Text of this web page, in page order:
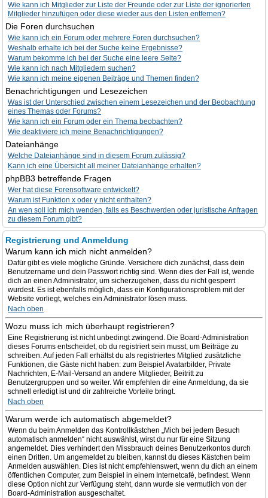
Wie kann ich Mitglieder zur Liste der Freunde oder zur Liste der ignorierten
Mitglieder hinzufügen oder diese wieder aus den Listen entfernen?
Die Foren durchsuchen
Wie kann ich ein Forum oder mehrere Foren durchsuchen?
Weshalb erhalte ich bei der Suche keine Ergebnisse?
Warum bekomme ich bei der Suche eine leere Seite?
Wie kann ich nach Mitgliedern suchen?
Wie kann ich meine eigenen Beiträge und Themen finden?
Benachrichtigungen und Lesezeichen
Was ist der Unterschied zwischen einem Lesezeichen und der Beobachtung
eines Themas oder Forums?
Wie kann ich ein Forum oder ein Thema beobachten?
Wie deaktiviere ich meine Benachrichtigungen?
Dateianhänge
Welche Dateianhänge sind in diesem Forum zulässig?
Kann ich eine Übersicht all meiner Dateianhänge erhalten?
phpBB3 betreffende Fragen
Wer hat diese Forensoftware entwickelt?
Warum ist Funktion x oder y nicht enthalten?
An wen soll ich mich wenden, falls es Beschwerden oder juristische Anfragen
zu diesem Forum gibt?
Registrierung und Anmeldung
Warum kann ich mich nicht anmelden?
Dafür gibt es viele mögliche Gründe. Versichere dich zunächst, dass dein
Benutzername und dein Passwort richtig sind. Wenn dies der Fall ist, wende
dich an einen Administrator, um sicherzugehen, dass du nicht gesperrt
wurdest. Es ist ebenfalls möglich, dass ein Konfigurationsproblem mit der
Website vorliegt, welches ein Administrator lösen muss.
Nach oben
Wozu muss ich mich überhaupt registrieren?
Eine Registrierung ist nicht unbedingt zwingend. Die Board-Administration
dieses Forums entscheidet, ob du registriert sein musst, um Beiträge zu
schreiben. Auf jeden Fall erhältst du als registriertes Mitglied zusätzliche
Funktionen, die Gäste nicht haben: zum Beispiel Avatarbilder, Private
Nachrichten, E-Mail-Versand an andere Mitglieder, Beitritt zu
Benutzergruppen und so weiter. Wir empfehlen dir eine Anmeldung, da sie
schnell erledigt ist und dir zahlreiche Vorteile bringt.
Nach oben
Warum werde ich automatisch abgemeldet?
Wenn du beim Anmelden das Kontrollkästchen „Mich bei jedem Besuch
automatisch anmelden“ nicht auswählst, wirst du nur für eine Sitzung
angemeldet. Dies verhindert den Missbrauch deines Benutzerkontos durch
einen Dritten. Um angemeldet zu bleiben, kannst du dieses Kästchen beim
Anmelden auswählen. Dies ist nicht empfehlenswert, wenn du dich an einem
öffentlichen Computer, zum Beispiel in einem Internetcafé, befindest. Wenn
diese Option nicht zur Verfügung steht, dann wurde sie vermutlich von der
Board-Administration ausgeschaltet.